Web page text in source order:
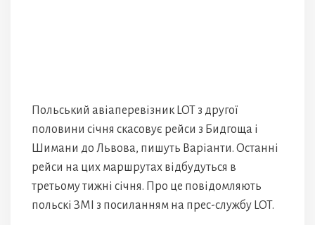
Польський авіаперевізник LOT з другої
половини січня скасовує рейси з Бидгоща і
Шимани до Львова, пишуть Варіанти. Останні
рейси на цих маршрутах відбудуться в
третьому тижні січня. Про це повідомляють
польскі ЗМІ з посиланням на прес-службу LOT.